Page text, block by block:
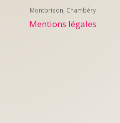
Montbrison, Chambéry
Mentions légales